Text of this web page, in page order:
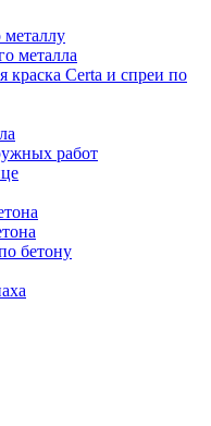
металла
краска Certa и спреи по
работ
бетону